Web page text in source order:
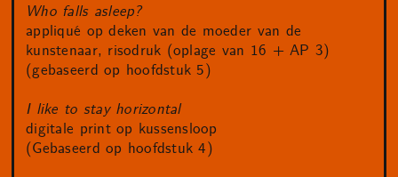
Who falls asleep?
appliqué op deken van de moeder van de
kunstenaar, risodruk (oplage van 16 + AP 3)
(gebaseerd op hoofdstuk 5)
I like to stay horizontal
digitale print op kussensloop
(Gebaseerd op hoofdstuk 4)